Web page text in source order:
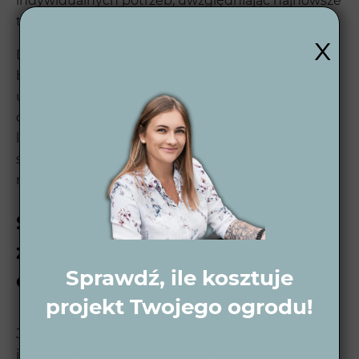
trendy, jak również Twoje preferencje.
Dzięki nam masz pewność, że Twój ogród nie tylko
będzie piękny, ale również funkcjonalny i łatwy w
utrzymaniu. Nasze projekty ogrodów są
dopracowane w każdym detalu, a współpraca z
lokalnymi wykonawcami zapewnia szybkie i
sprawne przeprowadzenie całego procesu
realizacji.
Skontaktuj się z nami i
zaprojektuj swój wymarzony
ogród w Lędzinach
Jeśli marzysz o idealnym ogrodzie w Lędzinach,
jesteśmy tu, aby pomóc! Wytwórnia Zieleni oferuje
x
Sprawdź, ile kosztuje
projekt Twojego ogrodu!